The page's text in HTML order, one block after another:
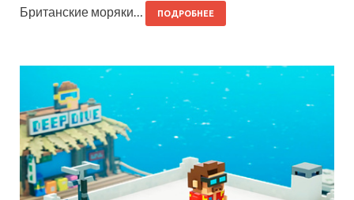
Британские моряки…
ПОДРОБНЕЕ